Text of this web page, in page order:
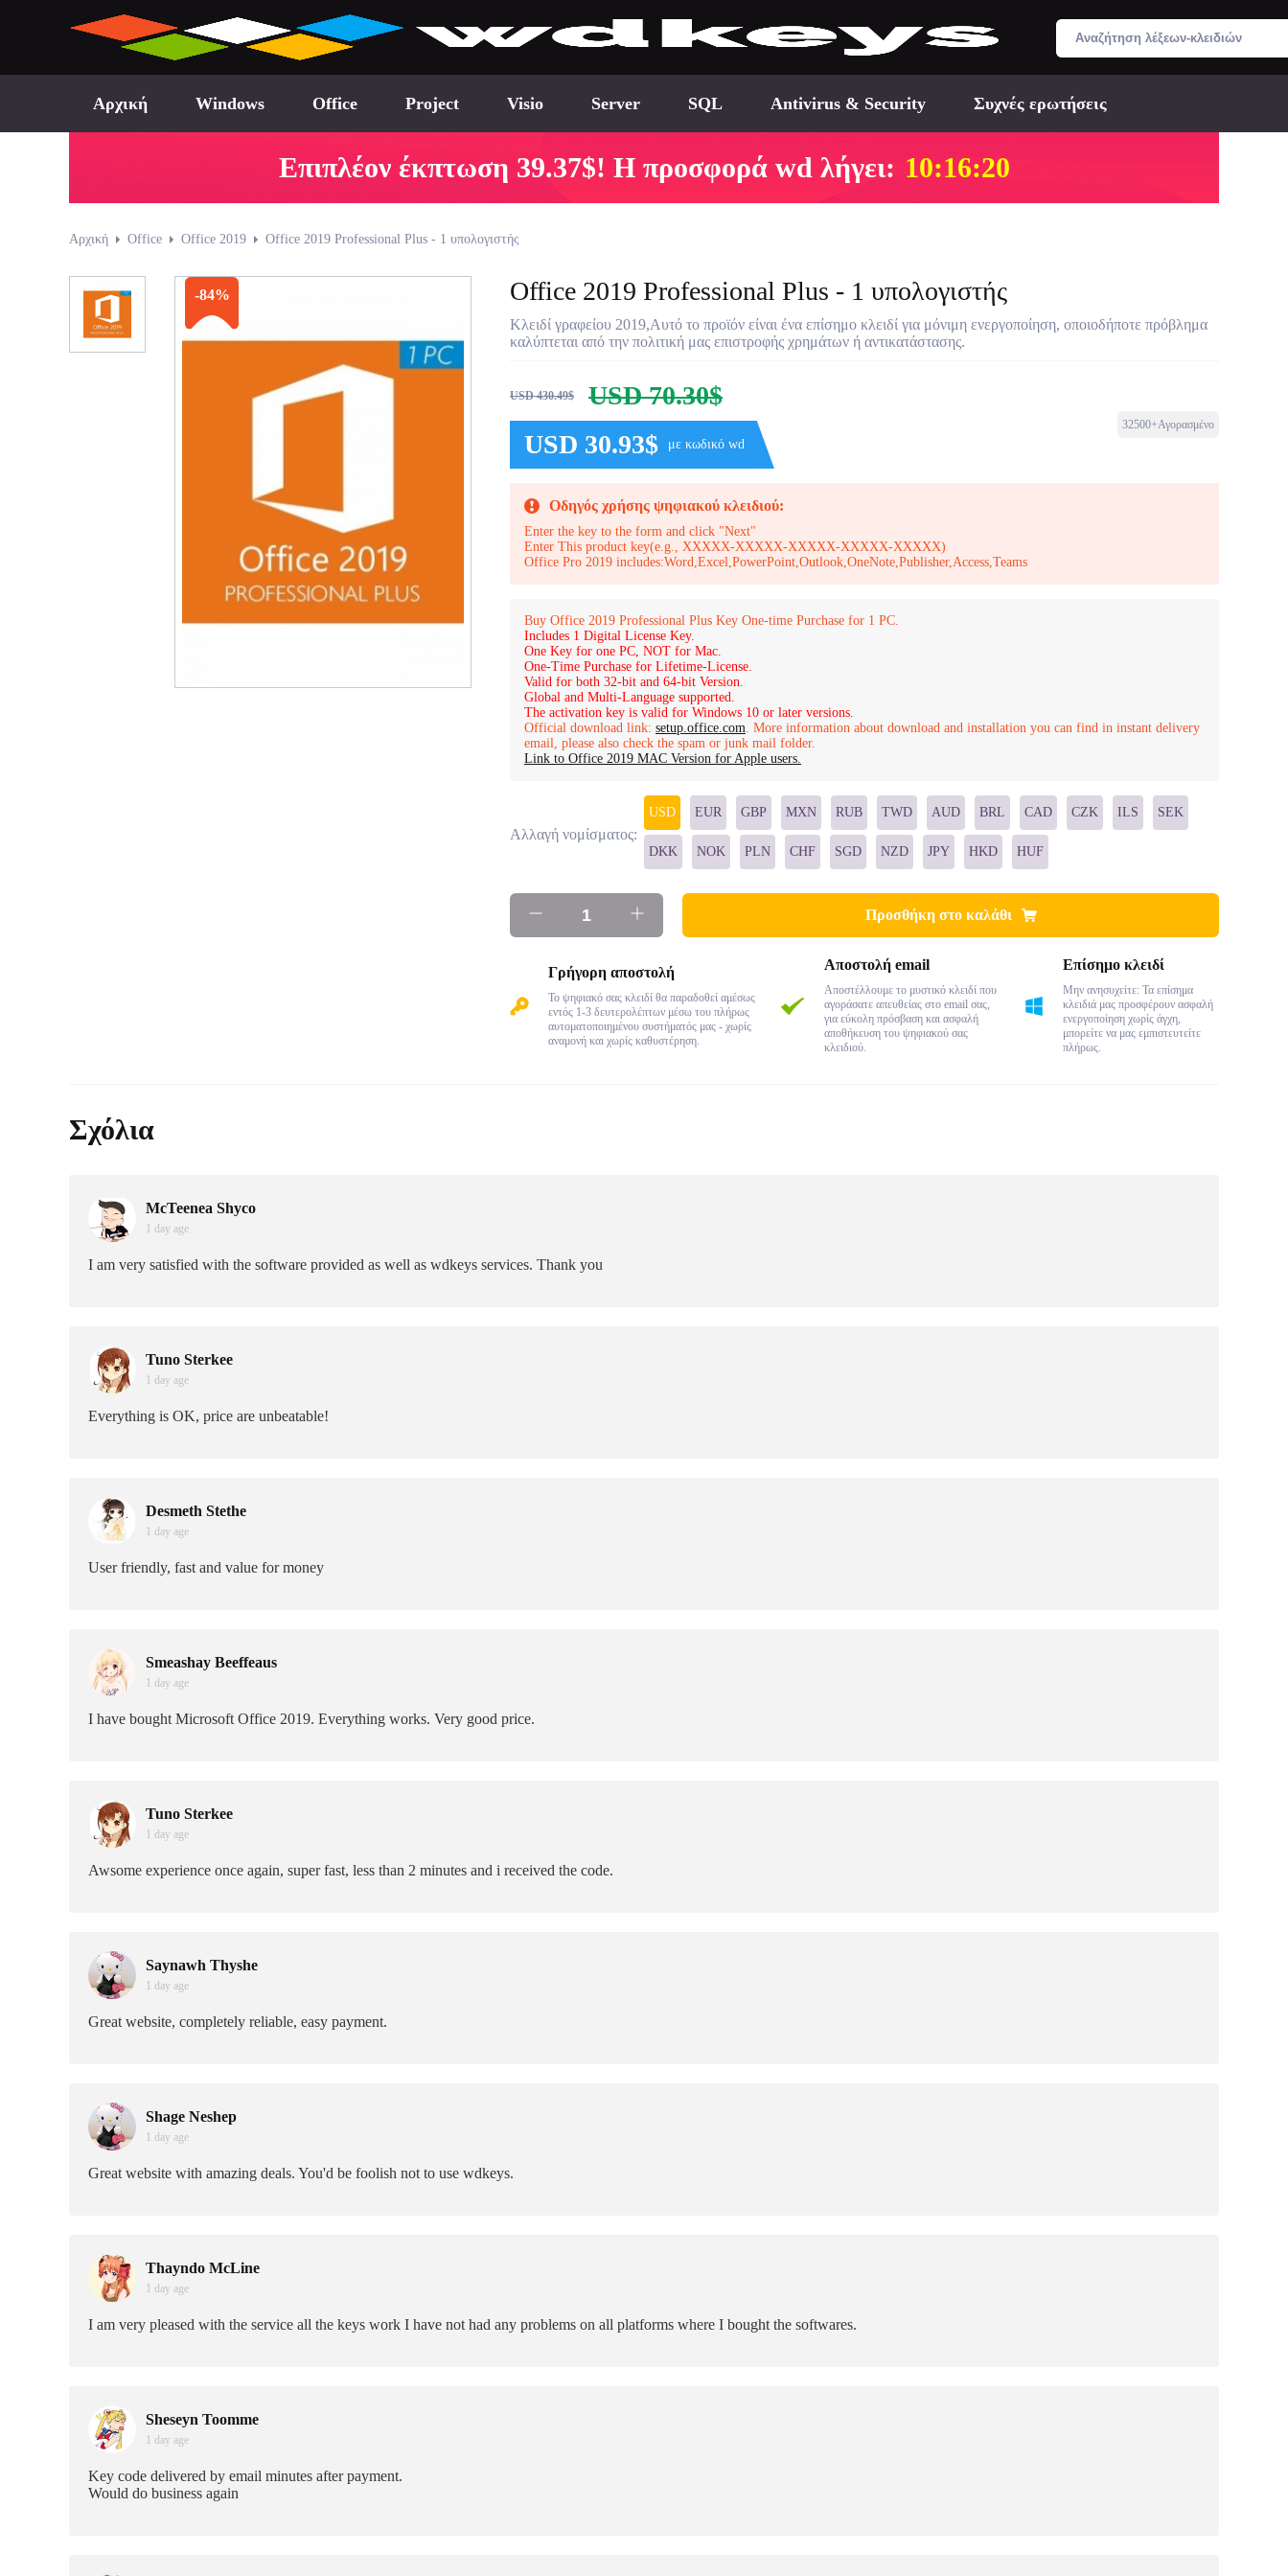
Αρχική Windows Office Project Visio Server SQL Antivirus & Security Συχνές ερωτήσεις
Επιπλέον έκπτωση 39.37$! Η προσφορά wd λήγει: 10:16:19
Αρχική Office Office 2019 Office 2019 Professional Plus - 1 υπολογιστής
-84% Office 2019 Professional Plus - 1 υπολογιστής
Κλειδί γραφείου 2019,Αυτό το προϊόν είναι ένα επίσημο κλειδί για μόνιμη ενεργοποίηση, οποιοδήποτε πρόβλημα
καλύπτεται από την πολιτική μας επιστροφής χρημάτων ή αντικατάστασης.
USD 430.49$
USD 70.30$
USD 30.93$
με κωδικό wd
32500+Αγορασμένο
Οδηγός χρήσης ψηφιακού κλειδιού:
Enter the key to the form and click "Next"
Enter This product key(e.g., XXXXX-XXXXX-XXXXX-XXXXX-XXXXX)
Office Pro 2019 includes:Word,Excel,PowerPoint,Outlook,OneNote,Publisher,Access,Teams
Buy Office 2019 Professional Plus Key One-time Purchase for 1 PC.
Includes 1 Digital License Key.
One Key for one PC, NOT for Mac.
One-Time Purchase for Lifetime-License.
Valid for both 32-bit and 64-bit Version.
Global and Multi-Language supported.
The activation key is valid for Windows 10 or later versions.
Official download link: setup.office.com. More information about download and installation you can find in instant delivery
email, please also check the spam or junk mail folder.
Link to Office 2019 MAC Version for Apple users.
Αλλαγή νομίσματος:
USD EUR GBP MXN RUB TWD AUD BRL CAD CZK ILS SEK
DKK NOK PLN CHF SGD NZD JPY HKD HUF
Προσθήκη στο καλάθι
Γρήγορη αποστολή
Το ψηφιακό σας κλειδί θα παραδοθεί αμέσως
εντός 1-3 δευτερολέπτων μέσω του πλήρως
αυτοματοποιημένου συστήματός μας - χωρίς
αναμονή και χωρίς καθυστέρηση.
Αποστολή email
Αποστέλλουμε το μυστικό κλειδί που
αγοράσατε απευθείας στο email σας,
για εύκολη πρόσβαση και ασφαλή
αποθήκευση του ψηφιακού σας
κλειδιού.
Επίσημο κλειδί
Μην ανησυχείτε: Τα επίσημα
κλειδιά μας προσφέρουν ασφαλή
ενεργοποίηση χωρίς άγχη,
μπορείτε να μας εμπιστευτείτε
πλήρως.
Σχόλια
McTeenea Shyco
1 day age
I am very satisfied with the software provided as well as wdkeys services. Thank you
Tuno Sterkee
1 day age
Everything is OK, price are unbeatable!
Desmeth Stethe
1 day age
User friendly, fast and value for money
Smeashay Beeffeaus
1 day age
I have bought Microsoft Office 2019. Everything works. Very good price.
Tuno Sterkee
1 day age
Awsome experience once again, super fast, less than 2 minutes and i received the code.
Saynawh Thyshe
1 day age
Great website, completely reliable, easy payment.
Shage Neshep
1 day age
Great website with amazing deals. You'd be foolish not to use wdkeys.
Thayndo McLine
1 day age
I am very pleased with the service all the keys work I have not had any problems on all platforms where I bought the softwares.
Sheseyn Toomme
1 day age
Key code delivered by email minutes after payment.
Would do business again